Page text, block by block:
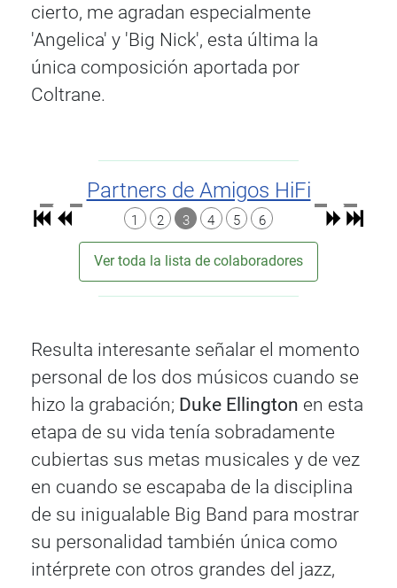
cierto, me agradan especialmente
'Angelica' y 'Big Nick', esta última la
única composición aportada por
Coltrane.
Partners de Amigos HiFi
1 2 3 4 5 6
Ver toda la lista de colaboradores
Resulta interesante señalar el momento
personal de los dos músicos cuando se
hizo la grabación; Duke Ellington en esta
etapa de su vida tenía sobradamente
cubiertas sus metas musicales y de vez
en cuando se escapaba de la disciplina
de su inigualable Big Band para mostrar
su personalidad también única como
intérprete con otros grandes del jazz,